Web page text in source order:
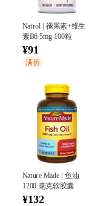
Natrol | 褪黑素+维生
素B6 5mg 100粒
¥91
满折
Nature Made | 鱼油
1200 毫克软胶囊
¥132